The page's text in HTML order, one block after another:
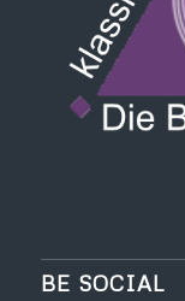
BE SOCIAL